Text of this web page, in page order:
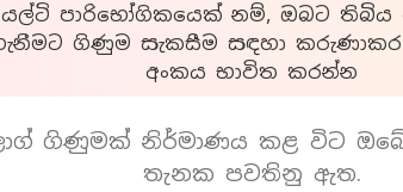
පාරිභෝගිකයෙක් නම්, ඔබට තිබිය
ගිණුම සැකසීම සඳහා
අංකය භාවිත කරන්න
ගිණුමක් නිර්මාණය කළ විට
තැනක පවතිනු ඇත.